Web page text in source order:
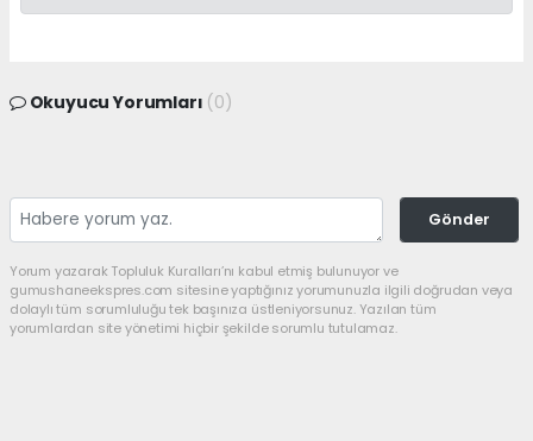
Okuyucu Yorumları (0)
Gönder
Yorum yazarak Topluluk Kuralları’nı kabul etmiş bulunuyor ve
gumushaneekspres.com sitesine yaptığınız yorumunuzla ilgili doğrudan veya
dolaylı tüm sorumluluğu tek başınıza üstleniyorsunuz. Yazılan tüm
yorumlardan site yönetimi hiçbir şekilde sorumlu tutulamaz.